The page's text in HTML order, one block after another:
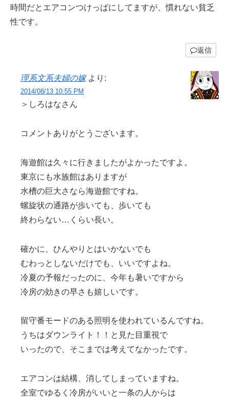
時間だとエアコンつけっぱにしてますが、慣れない貧乏
性です。
返信
理系文系夫婦の嫁 より:
2014/08/13 10:55 PM
＞しろはなさん
コメントありがとうございます。
海遊館は久々に行きましたがよかったですよ。
東京にも水族館はありますが
水槽の巨大さなら海遊館ですね。
螺旋状の通路が歩いても、歩いても
終わらない…くらい長い。
確かに、ひんやりとはいかないでも
むわっとしないだけでも、いいですよね。
冷夏の予報だったのに、今年も暑いですから
冷房の効きの早さも嬉しいです。
留守番モードのある照明を使われているんですね。
うちはダウンライト！！と見た目重視で
いったので、そこまでは考えてなかったです。
エアコンは結構、消してしまっていますね。
全室でゆるく冷房がいいと一条の人からは